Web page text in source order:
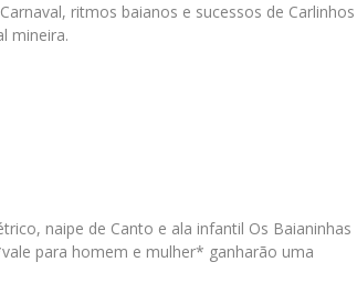
ritmos baianos e sucessos de Carlinhos
mineira.
naipe de Canto e ala infantil Os Baianinhas
para homem e mulher* ganharão uma